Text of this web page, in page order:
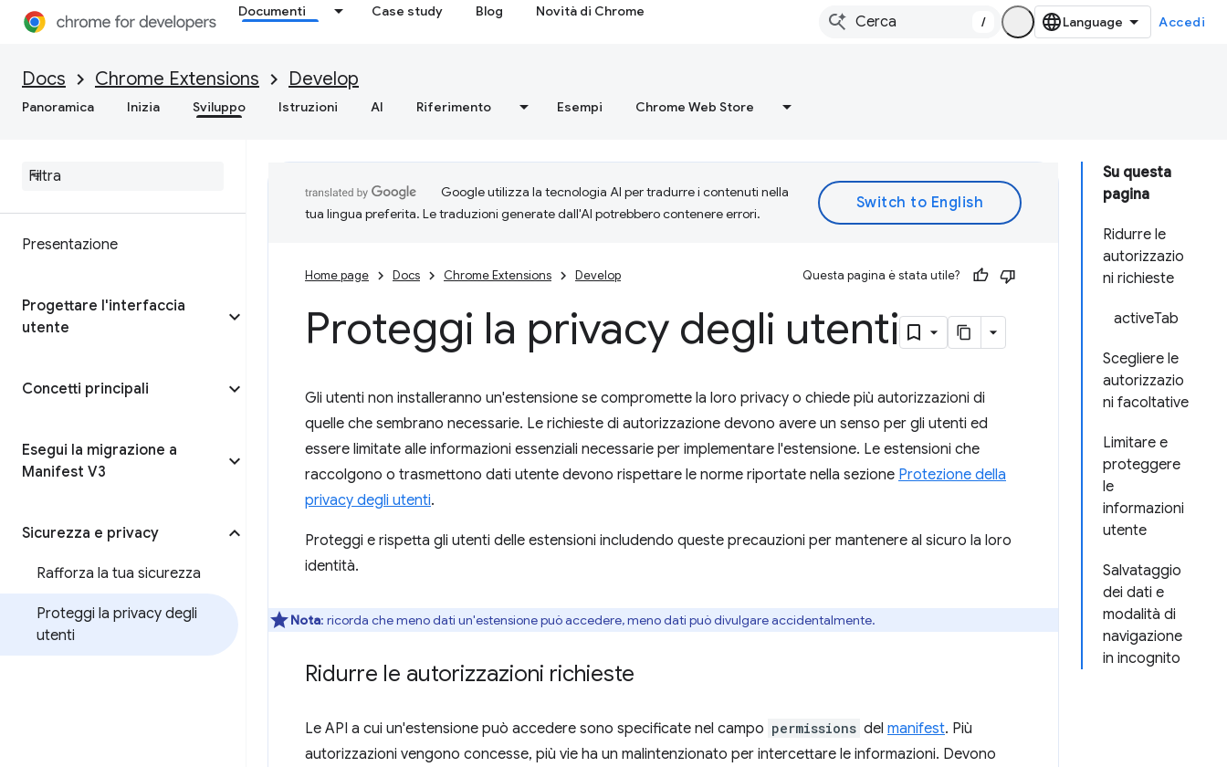
Documenti Case study Blog Novità di Chrome
/ Accedi
Docs Chrome Extensions Develop
Panoramica Inizia Sviluppo Istruzioni AI Riferimento Esempi Chrome Web Store
Presentazione
Progettare l'interfaccia
utente
Concetti principali
Esegui la migrazione a
Manifest V3
Sicurezza e privacy
Rafforza la tua sicurezza
Proteggi la privacy degli
utenti
Su questa
pagina
Ridurre le
autorizzazio
ni richieste
activeTab
Scegliere le
autorizzazio
ni facoltative
Limitare e
proteggere
le
informazioni
utente
Salvataggio
dei dati e
modalità di
navigazione
in incognito
Google utilizza la tecnologia AI per tradurre i contenuti nella
tua lingua preferita. Le traduzioni generate dall'AI potrebbero contenere errori.
Home page Docs Chrome Extensions Develop Questa pagina è stata utile?
Proteggi la privacy degli utenti
Gli utenti non installeranno un'estensione se compromette la loro privacy o chiede più autorizzazioni di
quelle che sembrano necessarie. Le richieste di autorizzazione devono avere un senso per gli utenti ed
essere limitate alle informazioni essenziali necessarie per implementare l'estensione. Le estensioni che
raccolgono o trasmettono dati utente devono rispettare le norme riportate nella sezione Protezione della
privacy degli utenti.
Proteggi e rispetta gli utenti delle estensioni includendo queste precauzioni per mantenere al sicuro la loro
identità.
Nota: ricorda che meno dati un'estensione può accedere, meno dati può divulgare accidentalmente.
Ridurre le autorizzazioni richieste
Le API a cui un'estensione può accedere sono specificate nel campo permissions del manifest. Più
autorizzazioni vengono concesse, più vie ha un malintenzionato per intercettare le informazioni. Devono